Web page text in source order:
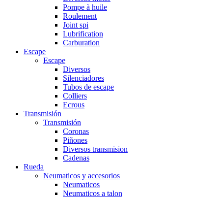
Pompe à huile
Roulement
Joint spi
Lubrification
Carburation
Escape
Escape
Diversos
Silenciadores
Tubos de escape
Colliers
Ecrous
Transmisión
Transmisión
Coronas
Piñones
Diversos transmision
Cadenas
Rueda
Neumaticos y accesorios
Neumaticos
Neumaticos a talon